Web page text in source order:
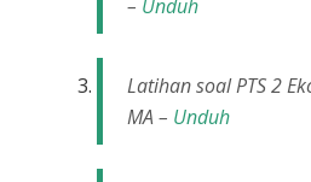
– Unduh
Latihan soal PTS 2
MA – Unduh